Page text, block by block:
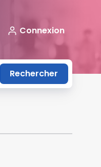
Connexion
Rechercher